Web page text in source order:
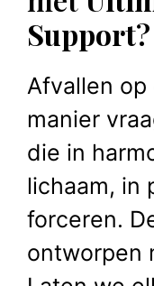
Support?
Afvallen op
manier
die in
lichaam, in
forceren.
ontworpen